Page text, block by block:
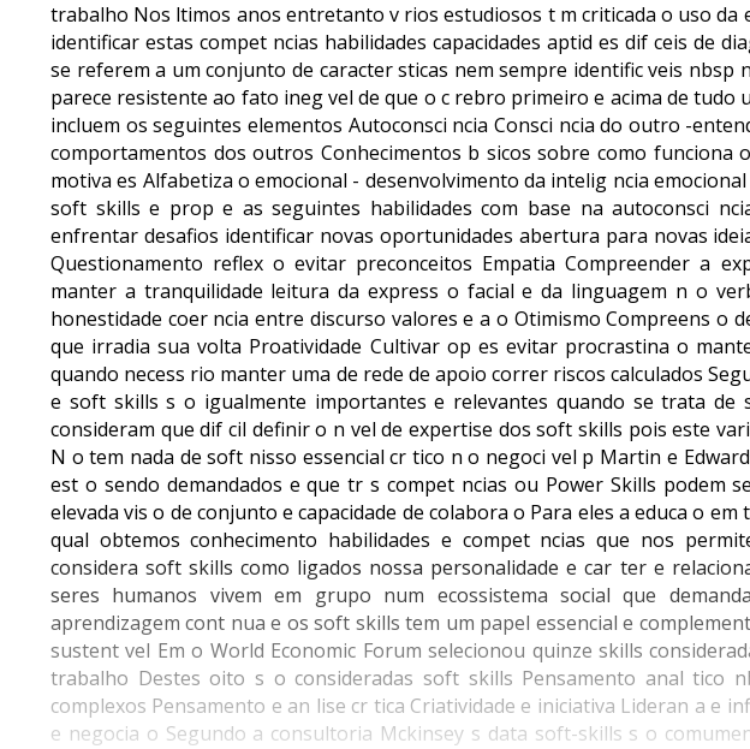
trabalho Nos ltimos anos entretanto v rios estudiosos t m criticada o uso da
identificar estas compet ncias habilidades capacidades aptid es dif ceis de
se referem a um conjunto de caracter sticas nem sempre identific veis nbsp
parece resistente ao fato ineg vel de que o c rebro primeiro e acima de
incluem os seguintes elementos Autoconsci ncia Consci ncia do outro -
comportamentos dos outros Conhecimentos b sicos sobre como
motiva es Alfabetiza o emocional - desenvolvimento da intelig ncia
soft skills e prop e as seguintes habilidades com base na autoconsci
enfrentar desafios identificar novas oportunidades abertura para novas
Questionamento reflex o evitar preconceitos Empatia Compreender a
manter a tranquilidade leitura da express o facial e da linguagem n o
honestidade coer ncia entre discurso valores e a o Otimismo Compreens o
que irradia sua volta Proatividade Cultivar op es evitar procrastina o
quando necess rio manter uma de rede de apoio correr riscos calculados
e soft skills s o igualmente importantes e relevantes quando se trata de
consideram que dif cil definir o n vel de expertise dos soft skills pois este
N o tem nada de soft nisso essencial cr tico n o negoci vel p Martin e
est o sendo demandados e que tr s compet ncias ou Power Skills podem
elevada vis o de conjunto e capacidade de colabora o Para eles a educa o
qual obtemos conhecimento habilidades e compet ncias que nos
considera soft skills como ligados nossa personalidade e car ter e
seres humanos vivem em grupo num ecossistema social que
aprendizagem cont nua e os soft skills tem um papel essencial e
sustent vel Em o World Economic Forum selecionou quinze skills
trabalho Destes oito s o consideradas soft skills Pensamento anal tico
complexos Pensamento e an lise cr tica Criatividade e iniciativa Lideran a e
e negocia o Segundo a consultoria Mckinsey s data soft-skills s o